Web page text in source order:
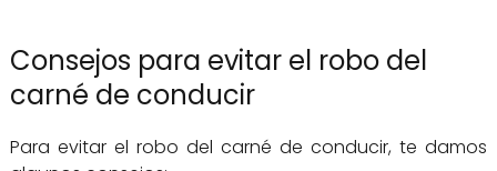
Consejos para evitar el robo del
carné de conducir
Para evitar el robo del carné de conducir, te damos